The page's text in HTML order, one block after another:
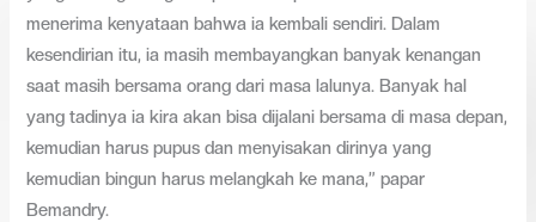
menerima kenyataan bahwa ia kembali sendiri. Dalam
kesendirian itu, ia masih membayangkan banyak kenangan
saat masih bersama orang dari masa lalunya. Banyak hal
yang tadinya ia kira akan bisa dijalani bersama di masa depan,
kemudian harus pupus dan menyisakan dirinya yang
kemudian bingun harus melangkah ke mana,” papar
Bemandry.